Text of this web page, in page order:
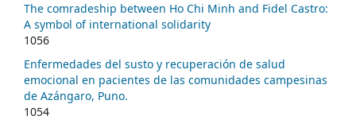
The comradeship between Ho Chi Minh and Fidel Castro:
A symbol of international solidarity
1056
Enfermedades del susto y recuperación de salud
emocional en pacientes de las comunidades campesinas
de Azángaro, Puno.
1054